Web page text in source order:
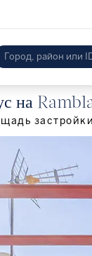
на
застройки